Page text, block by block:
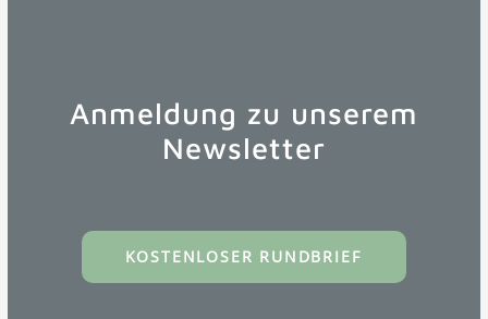
Anmeldung zu unserem
Newsletter
KOSTENLOSER RUNDBRIEF